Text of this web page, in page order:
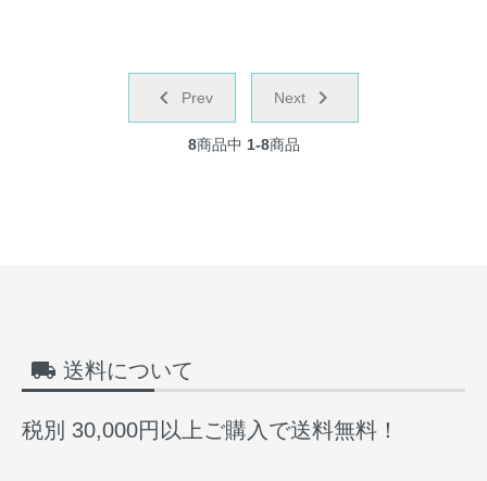
chevron_left Prev Next navigate_next
8商品中 1-8商品
local_shipping 送料について
税別 30,000円以上ご購入で送料無料！